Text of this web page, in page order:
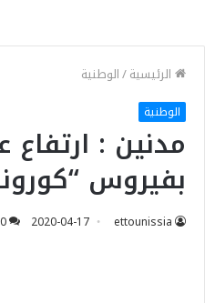
الرئيسية/الوطنية
الوطنية
مدنين : ارتفاع
بفيروس
ettounissia
2020-04-17
0